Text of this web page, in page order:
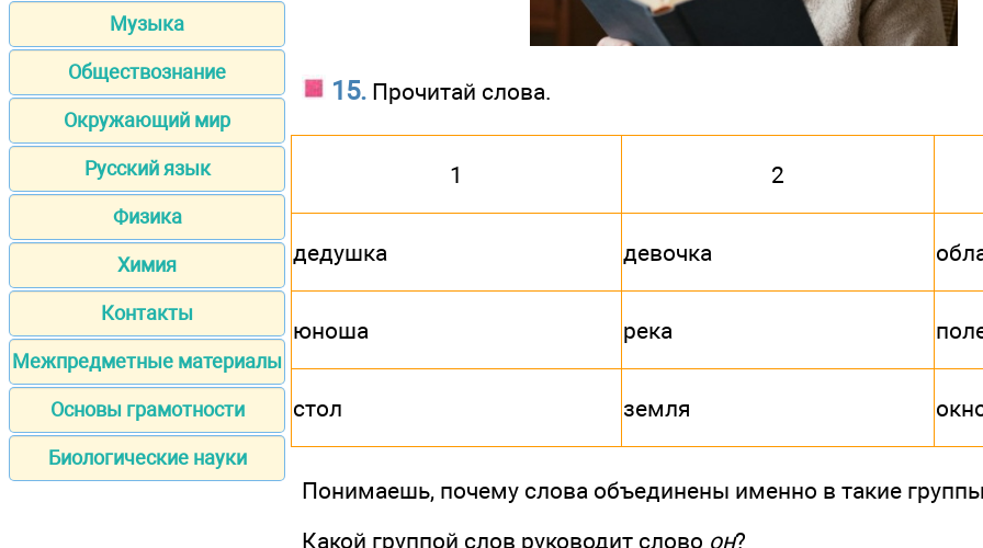
Музыка
Обществознание
Окружающий мир
Русский язык
Физика
Химия
Контакты
Межпредметные материалы
Основы грамотности
Биологические науки
15. Прочитай слова.
1 2
дедушка девочка
юноша река
стол земля
Понимаешь, почему слова объединены именно в такие
Какой группой слов руководит слово он?